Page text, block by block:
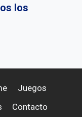
los
Juegos
Contacto